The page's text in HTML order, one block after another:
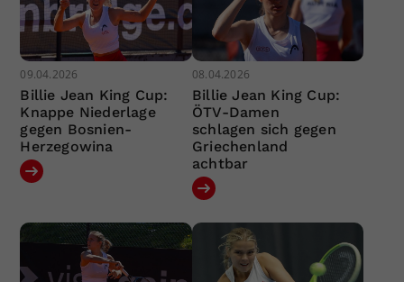
09.04.2026
Billie Jean King Cup:
Knappe Niederlage
gegen Bosnien-
Herzegowina
08.04.2026
Billie Jean King Cup:
ÖTV-Damen
schlagen sich gegen
Griechenland
achtbar